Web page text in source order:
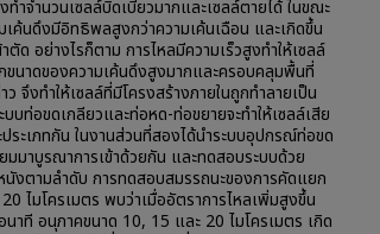
จำนวนเซลล์บิดเบี้ยวมากและเซลล์ตายได้ ในขณะ
ค้นดึงมีอิทธิพลสูงกว่าความเค้นเฉือน และเกิดขึ้น
ด อย่างไรก็ตาม การไหลมีความเร็วสูงทำให้เซลล์
ขนาดของความเค้นดึงสูงมากและครอบคลุมพื้นที่
จึงทำให้เซลล์ที่มีโครงสร้างภายในถูกทำลายเป็น
บท่อขดเกลียวและท่อหด-ท่อขยายจะทำให้เซลล์เสีย
ระเภทกัน ในงานส่วนที่สองได้นำระบบอุปกรณ์ท่อขด
มาบูรณาการเข้าด้วยกัน และทดสอบระบบด้วย
งตามลำดับ การทดสอบสมรรถนะของการคัดแยก
ไมโครเมตร พบว่าเมื่ออัตราการไหลเพิ่มสูงขึ้น
ที อนุภาคขนาด 10, 15 และ 20 ไมโครเมตร เกิด